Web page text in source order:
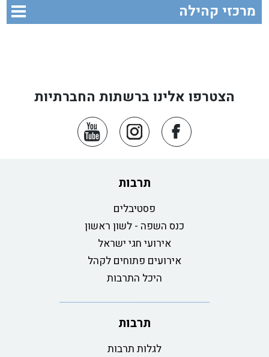
מרכזי קהילה
הצטרפו אלינו ברשתות החברתיות
תרבות
פסטיבלים
כנס השפה - לשון ראשון
אירועי חגי ישראל
אירועים פתוחים לקהל
היכל התרבות
תרבות
לגלות תרבות